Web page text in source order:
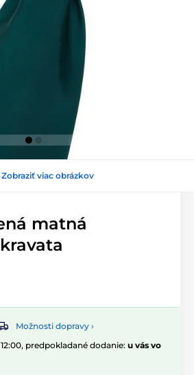
Zobraziť viac obrázkov
matná
Možnosti dopravy ›
predpokladané dodanie: u vás vo